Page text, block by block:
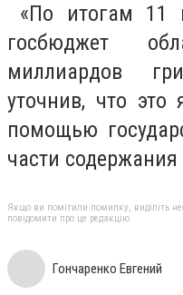
«По итогам 11
госбюджет
миллиардов
уточнив, что это
помощью
части
Якщо ви помітили помилку, виділіть
повідомити про це редакцію
Гончаренко Евгений